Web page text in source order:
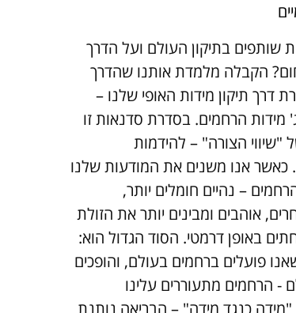
שותפים בתיקון העולם ועל הדרך
הקבלה מלמדת אותנו שהדרך
דרך תיקון מידות האופי שלנו –
מידות הרחמים. בסדרת סדנאות זו
"שיווי הצורה" – להידמות
כאשר אנו משנים את המודעות שלנו
– נהיים חומלים יותר,
אוהבים ומבינים יותר את הזולת
באופן דרמטי. הסוד הגדול הוא:
פועלים ברחמים בעולם, והופכים
- הרחמים מתעוררים עלינו